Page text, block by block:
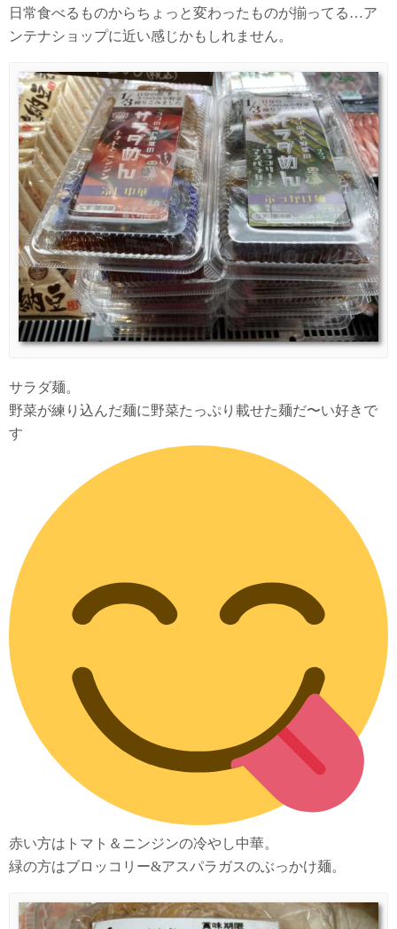
日常食べるものからちょっと変わったものが揃ってる…ア
ンテナショップに近い感じかもしれません。
サラダ麺。
野菜が練り込んだ麺に野菜たっぷり載せた麺だ〜い好きで
す
赤い方はトマト＆ニンジンの冷やし中華。
緑の方はブロッコリー&アスパラガスのぶっかけ麺。